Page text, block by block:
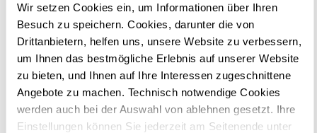
Wir setzen Cookies ein, um Informationen über Ihren
Besuch zu speichern. Cookies, darunter die von
Drittanbietern, helfen uns, unsere Website zu verbessern,
um Ihnen das bestmögliche Erlebnis auf unserer Website
zu bieten, und Ihnen auf Ihre Interessen zugeschnittene
Angebote zu machen. Technisch notwendige Cookies
werden auch bei der Auswahl von ablehnen gesetzt. Ihre
Einstellungen können Sie jederzeit am Seitenende unter